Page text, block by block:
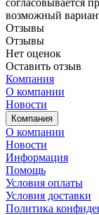
возможный
Отзывы
Отзывы
Нет оценок
Оставить отзыв
Компания
О компании
Новости
Компания
О компании
Новости
Информация
Помощь
Условия оплаты
Условия доставки
Политика